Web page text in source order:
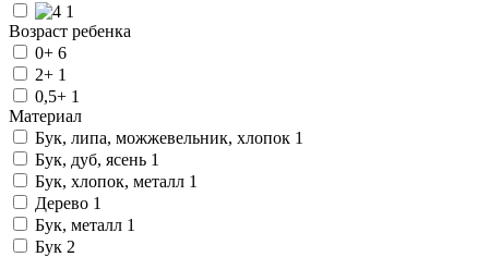
1
Возраст ребенка
0+ 6
2+ 1
0,5+ 1
Материал
Бук, липа, можжевельник, хлопок 1
Бук, дуб, ясень 1
Бук, хлопок, металл 1
Дерево 1
Бук, металл 1
Бук 2